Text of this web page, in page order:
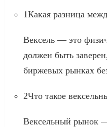
1Какая разница
Вексель — это
должен быть
биржевых рынках
2Что такое
Вексельный рынок